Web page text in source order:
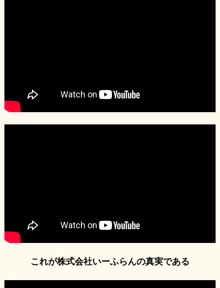
これが株式会社いーふらんの真実である